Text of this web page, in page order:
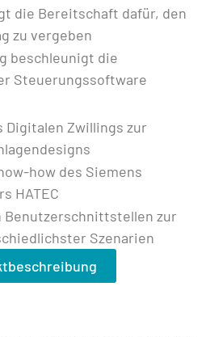
die Bereitschaft dafür, den
zu vergeben
beschleunigt die
Steuerungssoftware
Digitalen Zwillings zur
how des Siemens
HATEC
Benutzerschnittstellen zur
Szenarien